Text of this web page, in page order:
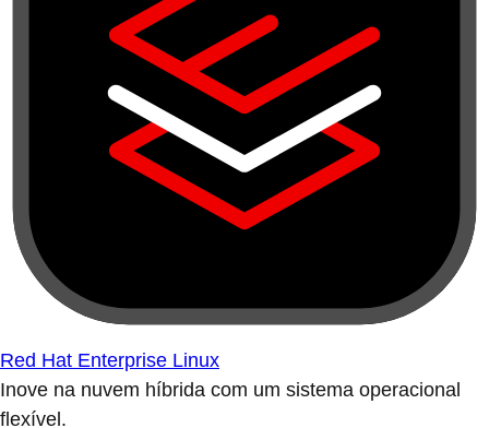
Red Hat Enterprise Linux
Inove na nuvem híbrida com um sistema operacional
flexível.